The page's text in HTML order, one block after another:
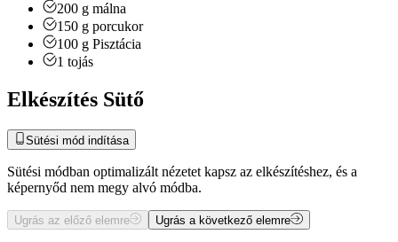
200 g málna
150 g porcukor
100 g Pisztácia
1 tojás
Elkészítés Sütő
Sütési mód indítása
Sütési módban optimalizált nézetet kapsz az elkészítéshez, és a
képernyőd nem megy alvó módba.
Ugrás az előző elemre Ugrás a következő elemre